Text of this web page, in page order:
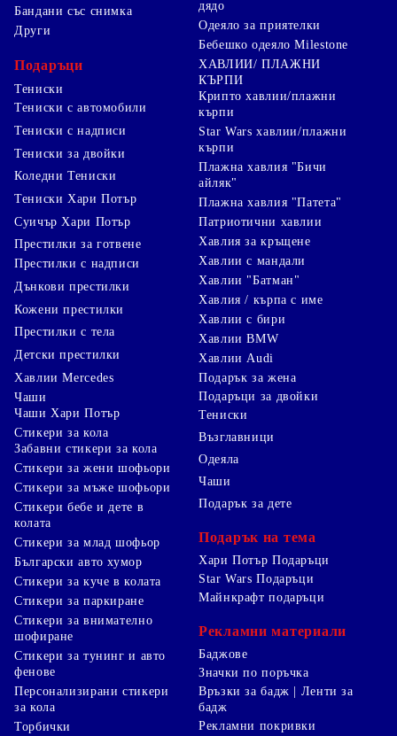
Бандани със снимка
Други
Подаръци
Тениски
Тениски с автомобили
Тениски с надписи
Тениски за двойки
Коледни Тениски
Тениски Хари Потър
Суичър Хари Потър
Престилки за готвене
Престилки с надписи
Дънкови престилки
Кожени престилки
Престилки с тела
Детски престилки
дядо
Одеяло за приятелки
Бебешко одеяло Milestone
ХАВЛИИ/ ПЛАЖНИ
КЪРПИ
Крипто хавлии/плажни
кърпи
Star Wars хавлии/плажни
кърпи
Плажна хавлия "Бичи
айляк"
Плажна хавлия "Патета"
Патриотични хавлии
Хавлия за кръщене
Хавлии с мандали
Хавлии "Батман"
Хавлия / кърпа с име
Хавлии с бири
Хавлии BMW
Хавлии Audi
Хавлии Mercedes
Чаши
Чаши Хари Потър
Стикери за кола
Забавни стикери за кола
Стикери за жени шофьори
Стикери за мъже шофьори
Стикери бебе и дете в
колата
Стикери за млад шофьор
Български авто хумор
Стикери за куче в колата
Стикери за паркиране
Стикери за внимателно
шофиране
Стикери за тунинг и авто
фенове
Персонализирани стикери
за кола
Торбички
Подарък за жена
Подаръци за двойки
Тениски
Възглавници
Одеяла
Чаши
Подарък за дете
Подарък на тема
Хари Потър Подаръци
Star Wars Подаръци
Майнкрафт подаръци
Рекламни материали
Баджове
Значки по поръчка
Връзки за бадж | Ленти за
бадж
Рекламни покривки